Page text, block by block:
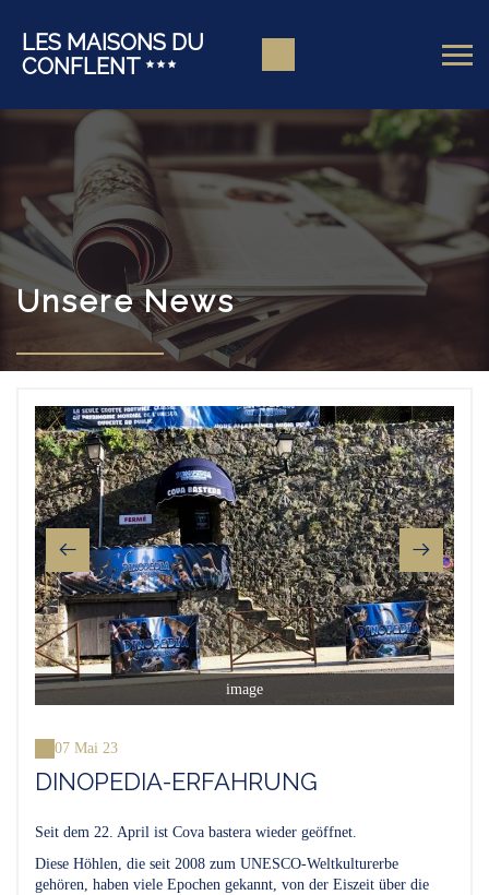
LES MAISONS DU
CONFLENT
Unsere News
image
07 Mai 23
DINOPEDIA-ERFAHRUNG
Seit dem 22. April ist Cova bastera wieder geöffnet.
Diese Höhlen, die seit 2008 zum UNESCO-Weltkulturerbe
gehören, haben viele Epochen gekannt, von der Eiszeit über die